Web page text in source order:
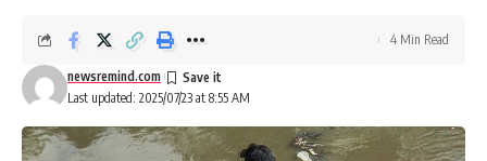
Last updated: 2025/07/23 at 8:55 AM
newsremind.com
4 Min Read